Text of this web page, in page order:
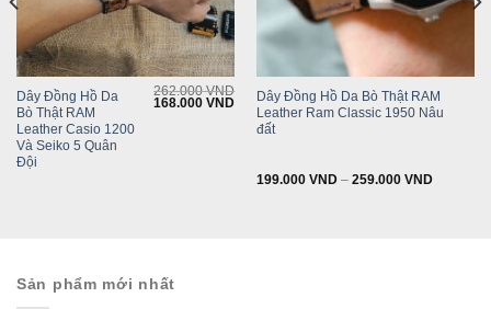
Dây Đồng Hồ Da
Bò Thật RAM
Leather Casio 1200
Và Seiko 5 Quân
Đội
262.000VND
Original
168.000VNDCurrent
price
168.000 VND.
Dây Đồng Hồ Da Bò Thật RAM
Leather Ram Classic 1950 Nâu
đất
199.000 VND– 259.000 VND
Sản phẩm mới nhất